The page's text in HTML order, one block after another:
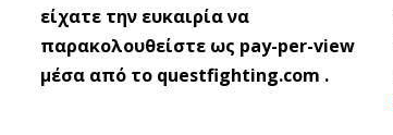
είχατε την ευκαιρία να
παρακολουθείστε ως pay-per-view
μέσα από το questfighting.com .